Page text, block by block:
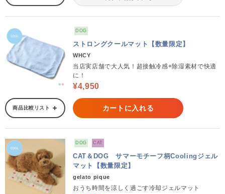
DOG
ストロングクールマット【数量限定】
WHCY
当店実店舗で大人気！超接触冷感+除湿素材で快適
に！
¥4,950
商品比較リスト カートに入れる
DOG CAT
CAT＆DOG サマーモチーフ柄Coolingジェル
マット【数量限定】
gelato pique
おうち時間を涼しく過ごす冷却ジェルマット